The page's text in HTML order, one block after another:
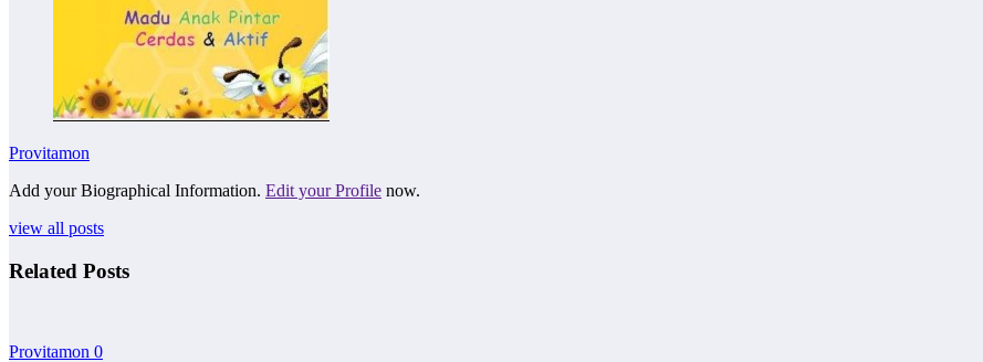
Provitamon
Add your Biographical Information. Edit your Profile now.
view all posts
Related Posts
Provitamon 0